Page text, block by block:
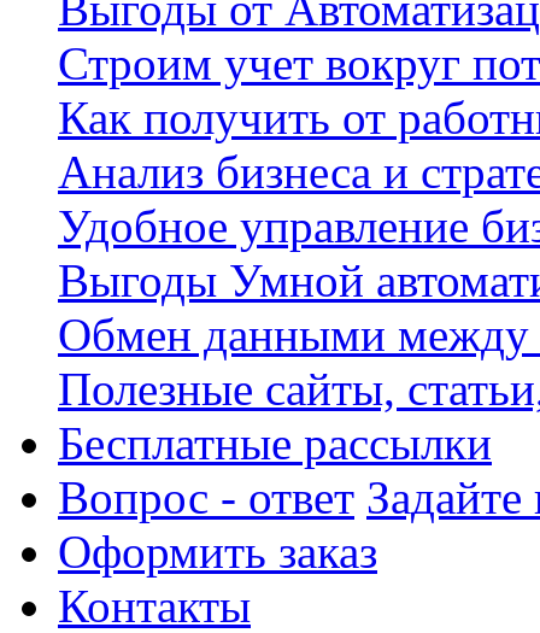
Строим учет вокруг
Как получить от
Анализ бизнеса и
Удобное управление
Выгоды Умной
Обмен данными между
Полезные сайты,
Бесплатные рассылки
Вопрос - ответ
Оформить заказ
Контакты